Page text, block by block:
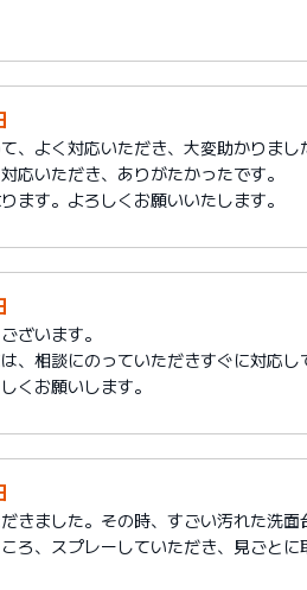
、よく対応いただき、大変助かりまし
応いただき、ありがたかったです。
ます。よろしくお願いいたします。
ざいます。
、相談にのっていただきすぐに対応し
くお願いします。
きました。その時、すごい汚れた洗
ろ、スプレーしていただき、見ごと